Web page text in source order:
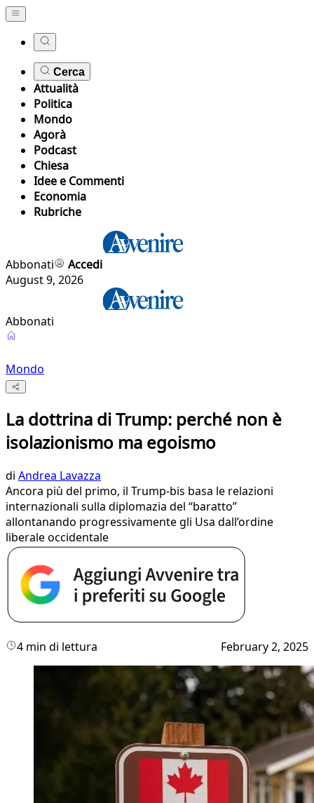
Cerca
Attualità
Politica
Mondo
Agorà
Podcast
Chiesa
Idee e Commenti
Economia
Rubriche
Abbonati
Accedi
August 9, 2026
Abbonati
Mondo
La dottrina di Trump: perché non è
isolazionismo ma egoismo
di Andrea Lavazza
Ancora più del primo, il Trump-bis basa le relazioni
internazionali sulla diplomazia del “baratto”
allontanando progressivamente gli Usa dall’ordine
liberale occidentale
4 min di lettura February 2, 2025